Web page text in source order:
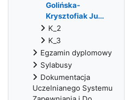
Golińska-
Krysztofiak Ju...
K_2
K_3
Egzamin dyplomowy
Sylabusy
Dokumentacja
Uczelnianego Systemu